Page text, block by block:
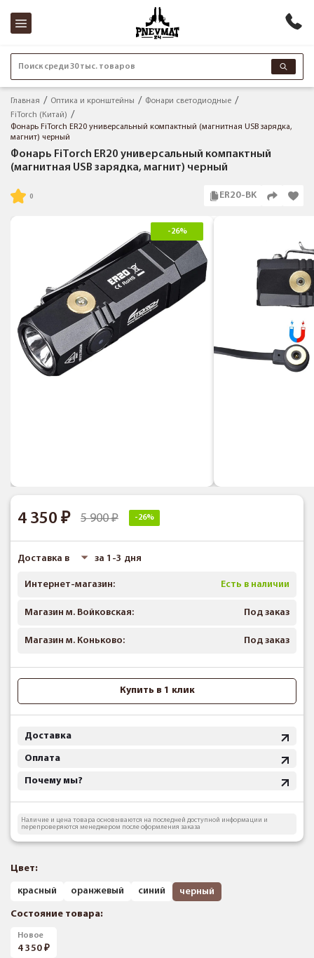
Поиск среди 30 тыс. товаров
Главная Оптика и кронштейны
Фонари светодиодные
FiTorch (Китай)
Фонарь FiTorch ER20 универсальный компактный (магнитная USB зарядка,
магнит) черный
Фонарь FiTorch ER20 универсальный компактный
(магнитная USB зарядка, магнит) черный
ER20-BK
-26%
4 350 5 900 -26%
Доставка в за 1-3 дня
Интернет-магазин: Есть в наличии
Магазин м. Войковская: Под заказ
Магазин м. Коньково: Под заказ
Купить в 1 клик
Доставка
Оплата
Почему мы?
Наличие и цена товара основываются на последней доступной информации и
перепроверяются менеджером после оформления заказа
Цвет:
красный оранжевый синий черный
Состояние товара:
Новое
4 350